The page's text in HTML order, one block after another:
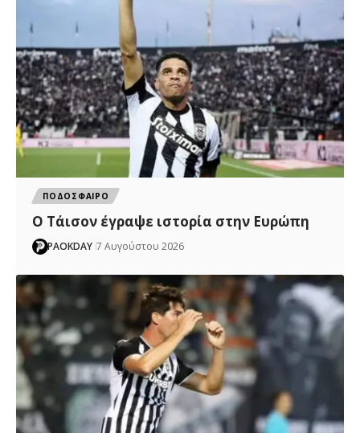
ΠΟΔΟΣΦΑΙΡΟ
Ο Τάισον έγραψε ιστορία στην Ευρώπη
PAOKDAY 7 Αυγούστου 2026